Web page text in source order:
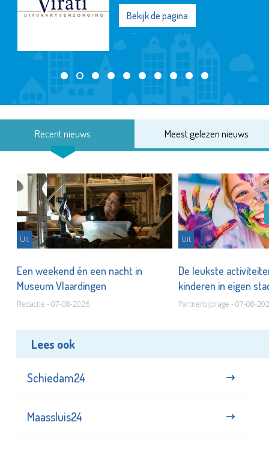
Bekijk de pagina
Recent nieuws Meest gelezen nieuws
Uit
Een weekend én een nacht in
Museum Vlaardingen
Redactie - 07-08-2026
Uit
De leukste
kinderen in eigen
Partnerbijdrage - 07-08-
Lees ook
Schiedam24
Maassluis24